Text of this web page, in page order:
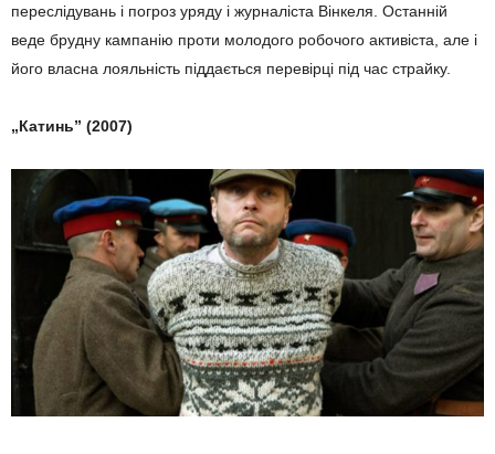
переслідувань і погроз уряду і журналіста Вінкеля. Останній
веде брудну кампанію проти молодого робочого активіста, але і
його власна лояльність піддається перевірці під час страйку.
„Катинь” (2007)